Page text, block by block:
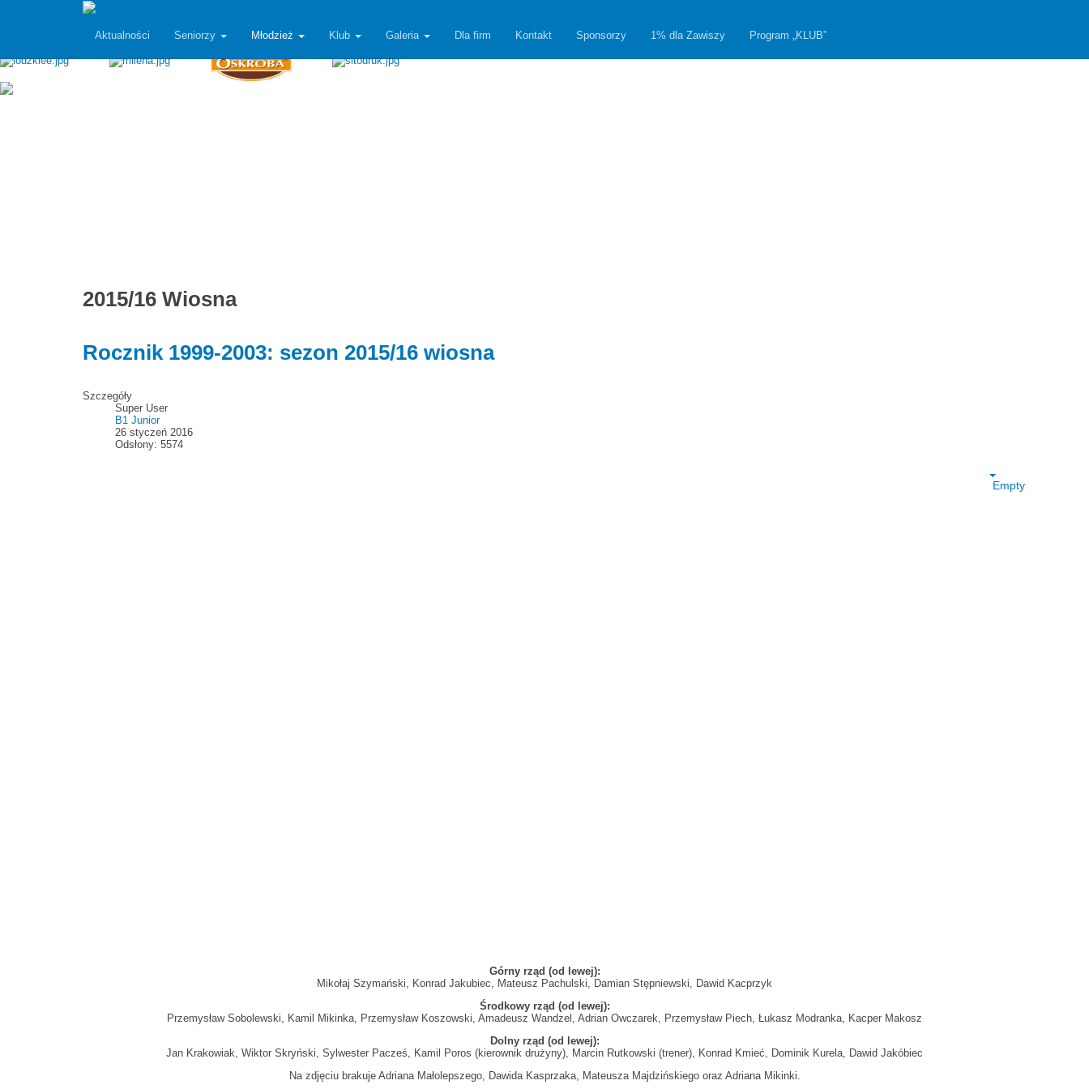
Aktualności Seniorzy Młodzież Klub Galeria Dla firm Kontakt Sponsorzy 1% dla Zawiszy Program „KLUB”
2015/16 Wiosna
Rocznik 1999-2003: sezon 2015/16 wiosna
Szczegóły
Super User
B1 Junior
26 styczeń 2016
Odsłony: 5574
Empty
Górny rząd (od lewej):
Mikołaj Szymański, Konrad Jakubiec, Mateusz Pachulski, Damian Stępniewski, Dawid Kacprzyk
Środkowy rząd (od lewej):
Przemysław Sobolewski, Kamil Mikinka, Przemysław Koszowski, Amadeusz Wandzel, Adrian Owczarek, Przemysław Piech, Łukasz Modranka, Kacper Makosz
Dolny rząd (od lewej):
Jan Krakowiak, Wiktor Skryński, Sylwester Pacześ, Kamil Poros (kierownik drużyny), Marcin Rutkowski (trener), Konrad Kmieć, Dominik Kurela, Dawid Jakóbiec
Na zdjęciu brakuje Adriana Małolepszego, Dawida Kasprzaka, Mateusza Majdzińskiego oraz Adriana Mikinki.